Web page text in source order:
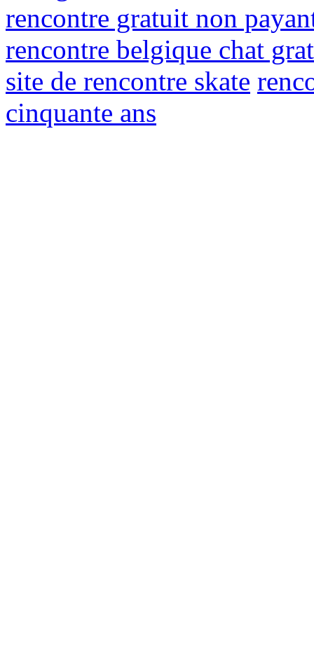
rencontre gratuit non
rencontre belgique chat
site de rencontre skate
cinquante ans